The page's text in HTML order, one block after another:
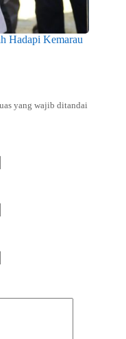
Hadapi Kemarau
yang wajib ditandai